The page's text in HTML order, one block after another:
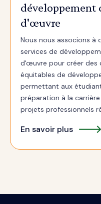
développement
d'œuvre
Nous nous associons à
services de
d'œuvre pour créer des
équitables de
permettant aux
préparation à la
projets professionnels
En savoir plus